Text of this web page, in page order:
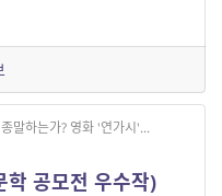
말하는가? 영화 '연가시'...
학 공모전 우수작)